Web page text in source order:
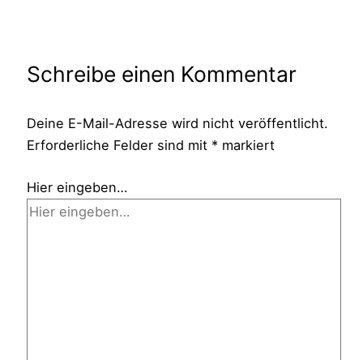
Schreibe einen Kommentar
Deine E-Mail-Adresse wird nicht veröffentlicht.
Erforderliche Felder sind mit * markiert
Hier eingeben…